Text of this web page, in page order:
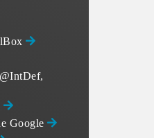
Google